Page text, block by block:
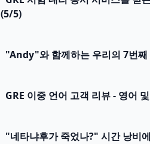
(5/5)
"Andy"와 함께하는 우리의 7번째
GRE 이중 언어 고객 리뷰 - 영어
"네타냐후가 죽었나?" 시간 낭비